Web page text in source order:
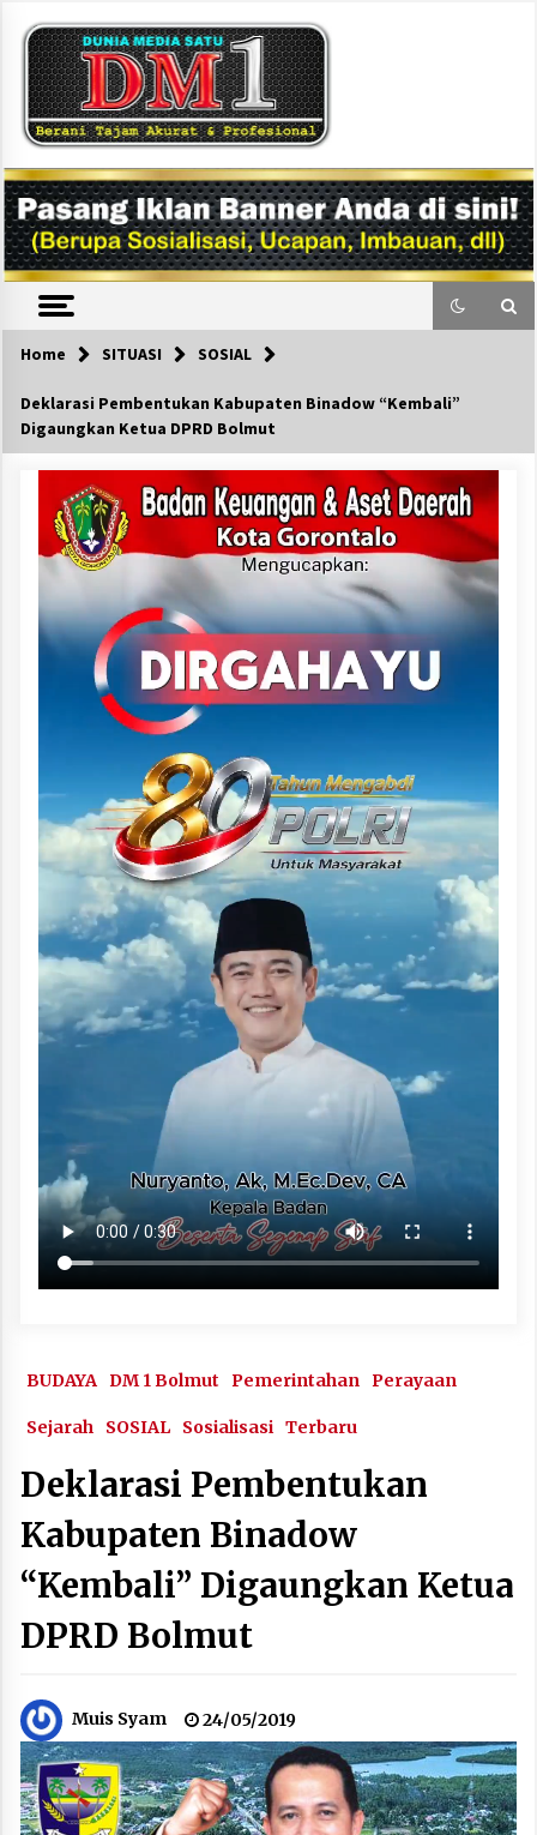
content
DM1
Home SITUASI SOSIAL
Deklarasi Pembentukan Kabupaten Binadow “Kembali”
Digaungkan Ketua DPRD Bolmut
BUDAYA DM 1 Bolmut Pemerintahan Perayaan
Sejarah SOSIAL Sosialisasi Terbaru
Deklarasi Pembentukan
Kabupaten Binadow
“Kembali” Digaungkan Ketua
DPRD Bolmut
Muis Syam 24/05/2019